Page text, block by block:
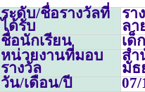
ระดับ/ชื่อรางวัลที่
ได้รับ
รา
ลา
ชื่อนักเรียน
เด็
หน่วยงานที่มอบ
รางวัล
สำ
มัธ
วัน/เดือน/ปี
07/